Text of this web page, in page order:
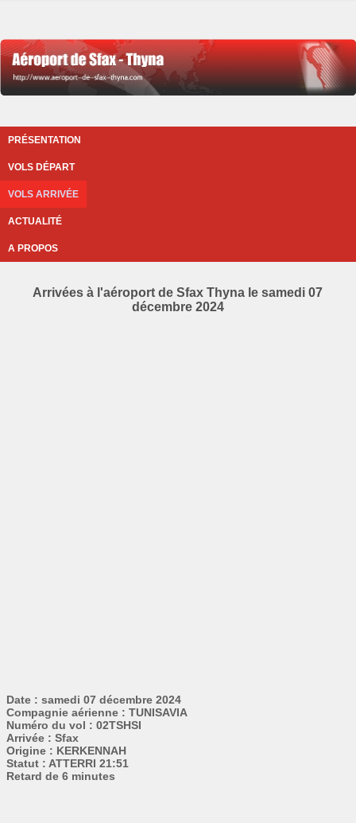
PRÉSENTATION
VOLS DÉPART
VOLS ARRIVÉE
ACTUALITÉ
A PROPOS
Arrivées à l'aéroport de Sfax Thyna le samedi 07
décembre 2024
Date : samedi 07 décembre 2024
Compagnie aérienne : TUNISAVIA
Numéro du vol : 02TSHSI
Arrivée : Sfax
Origine : KERKENNAH
Statut : ATTERRI 21:51
Retard de 6 minutes